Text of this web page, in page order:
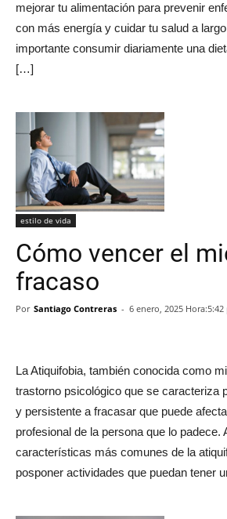
mejorar tu alimentación para prevenir
con más energía y cuidar tu salud a
importante consumir diariamente una
[…]
estilo de vida
Cómo vencer el
fracaso
Por Santiago Contreras - 6 enero, 2025 Hora:5:42
La Atiquifobia, también conocida como
trastorno psicológico que se caracteriza
y persistente a fracasar que puede
profesional de la persona que lo padece.
características más comunes de la
posponer actividades que puedan tener